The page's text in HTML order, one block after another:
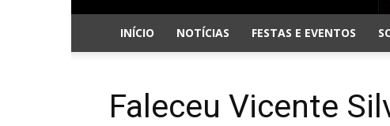
INÍCIO NOTÍCIAS FESTAS E EVENTOS
Faleceu Vicente